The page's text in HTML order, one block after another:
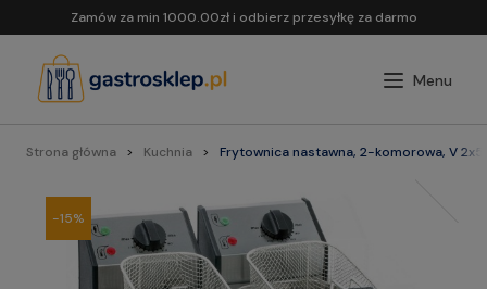
Zamów za min 1000.00zł i odbierz przesyłkę za darmo
Strona główna Kuchnia Frytownica nastawna, 2-komorowa, V 2x5
-15%